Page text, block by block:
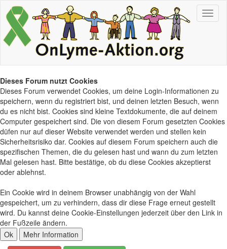
Dieses Forum nutzt Cookies
Dieses Forum verwendet Cookies, um deine Login-Informationen zu
speichern, wenn du registriert bist, und deinen letzten Besuch, wenn
du es nicht bist. Cookies sind kleine Textdokumente, die auf deinem
Computer gespeichert sind. Die von diesem Forum gesetzten Cookies
düfen nur auf dieser Website verwendet werden und stellen kein
Sicherheitsrisiko dar. Cookies auf diesem Forum speichern auch die
spezifischen Themen, die du gelesen hast und wann du zum letzten
Mal gelesen hast. Bitte bestätige, ob du diese Cookies akzeptierst
oder ablehnst.
Ein Cookie wird in deinem Browser unabhängig von der Wahl
gespeichert, um zu verhindern, dass dir diese Frage erneut gestellt
wird. Du kannst deine Cookie-Einstellungen jederzeit über den Link in
der Fußzeile ändern.